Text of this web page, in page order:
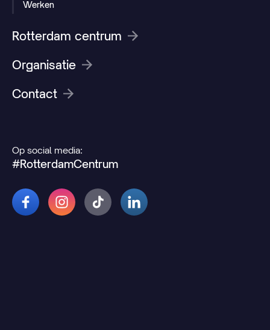
Werken
Rotterdam centrum
Organisatie
Contact
Op social media:
#RotterdamCentrum